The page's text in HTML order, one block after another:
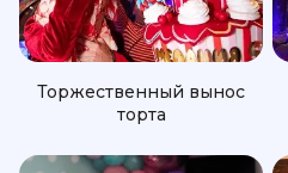
Торжественный вынос
торта